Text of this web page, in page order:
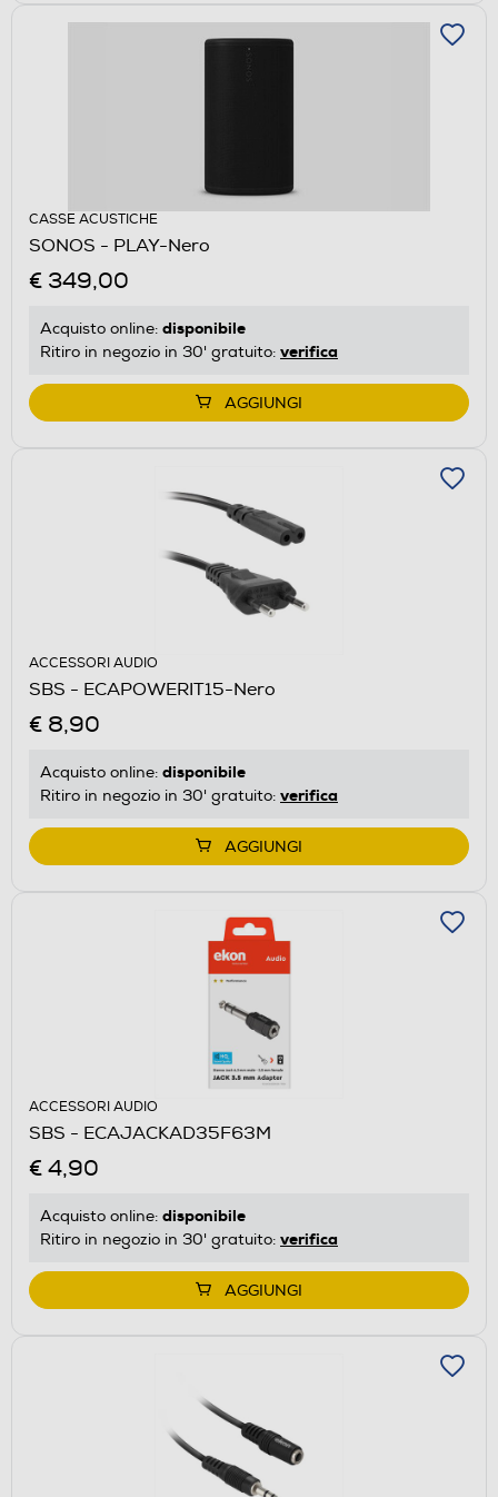
CASSE ACUSTICHE
SONOS - PLAY-Nero
€ 349,00
Acquisto online: disponibile
Ritiro in negozio in 30' gratuito: verifica
AGGIUNGI
ACCESSORI AUDIO
SBS - ECAPOWERIT15-Nero
€ 8,90
Acquisto online: disponibile
Ritiro in negozio in 30' gratuito: verifica
AGGIUNGI
ACCESSORI AUDIO
SBS - ECAJACKAD35F63M
€ 4,90
Acquisto online: disponibile
Ritiro in negozio in 30' gratuito: verifica
AGGIUNGI